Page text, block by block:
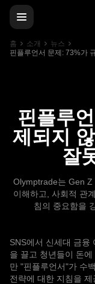
홈 소개
뉴스
핀플루언서 문제: 73%가
핀플루
제되지
잘
Olymptrade는 Gen Z
이해하고, 사회적 관
침의 중요함을
SNS에서 신세대 금융
을 끌고 청년들이 돈
만 "핀플루언서"가 수
전략에 대한 지침을